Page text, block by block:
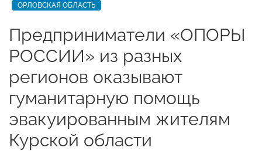
ОРЛОВСКАЯ ОБЛАСТЬ
Предприниматели «ОПОРЫ
РОССИИ» из разных
регионов оказывают
гуманитарную помощь
эвакуированным жителям
Курской области